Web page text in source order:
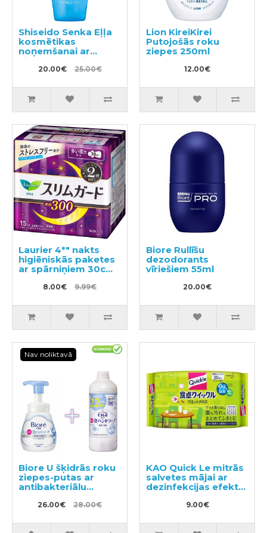
Shiseido Senka Eļļa
kosmētikas
noņemšanai ar
hialuronskābi 230ml
20.00€ 25.00€
Lion KireiKirei
Putojošās roku
ziepes 250ml
12.00€
Laurier 4*" nakts
higiēniskās paketes
ar spārniņiem 30cm
8.00€ 9.99€
Biore Rullīšu
dezodorants
vīriešiem 55ml
20.00€
Nav noliktavā
Biore U šķidrās roku
ziepes-putas ar
antibakteriālu
efektu, ar vieglu
citrusu aromātu
450ml
26.00€ 28.00€
KAO Quick Le mitrās
salvetes mājai ar
dezinfekcijas efektu,
ar smalku zaļās tējas
aromātu 20gab
9.00€